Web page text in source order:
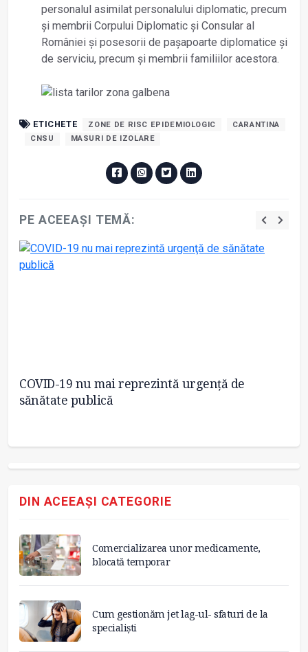
personalul asimilat personalului diplomatic, precum
şi membrii Corpului Diplomatic şi Consular al
României şi posesorii de paşapoarte diplomatice şi
de serviciu, precum şi membrii familiilor acestora.
ETICHETE ZONE DE RISC EPIDEMIOLOGIC
CARANTINA
CNSU
MASURI DE IZOLARE
PE ACEEAȘI TEMĂ:
COVID-19 nu mai reprezintă urgenţă de
sănătate publică
DIN ACEEAȘI CATEGORIE
Comercializarea unor medicamente,
blocată temporar
Cum gestionăm jet lag-ul- sfaturi de la
specialiști